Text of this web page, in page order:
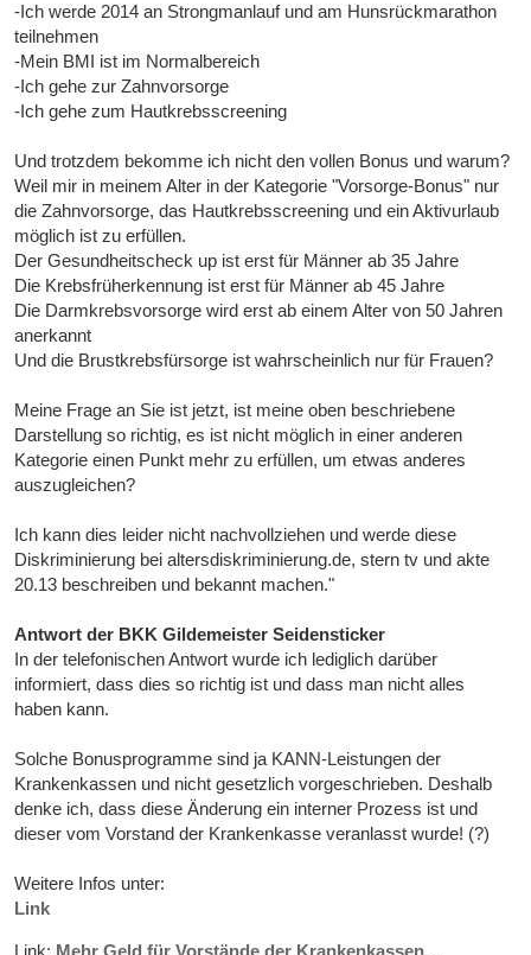
-Ich werde 2014 an Strongmanlauf und am Hunsrückmarathon
teilnehmen
-Mein BMI ist im Normalbereich
-Ich gehe zur Zahnvorsorge
-Ich gehe zum Hautkrebsscreening
Und trotzdem bekomme ich nicht den vollen Bonus und warum?
Weil mir in meinem Alter in der Kategorie "Vorsorge-Bonus" nur
die Zahnvorsorge, das Hautkrebsscreening und ein Aktivurlaub
möglich ist zu erfüllen.
Der Gesundheitscheck up ist erst für Männer ab 35 Jahre
Die Krebsfrüherkennung ist erst für Männer ab 45 Jahre
Die Darmkrebsvorsorge wird erst ab einem Alter von 50 Jahren
anerkannt
Und die Brustkrebsfürsorge ist wahrscheinlich nur für Frauen?
Meine Frage an Sie ist jetzt, ist meine oben beschriebene
Darstellung so richtig, es ist nicht möglich in einer anderen
Kategorie einen Punkt mehr zu erfüllen, um etwas anderes
auszugleichen?
Ich kann dies leider nicht nachvollziehen und werde diese
Diskriminierung bei altersdiskriminierung.de, stern tv und akte
20.13 beschreiben und bekannt machen."
Antwort der BKK Gildemeister Seidensticker
In der telefonischen Antwort wurde ich lediglich darüber
informiert, dass dies so richtig ist und dass man nicht alles
haben kann.
Solche Bonusprogramme sind ja KANN-Leistungen der
Krankenkassen und nicht gesetzlich vorgeschrieben. Deshalb
denke ich, dass diese Änderung ein interner Prozess ist und
dieser vom Vorstand der Krankenkasse veranlasst wurde! (?)
Weitere Infos unter:
Link